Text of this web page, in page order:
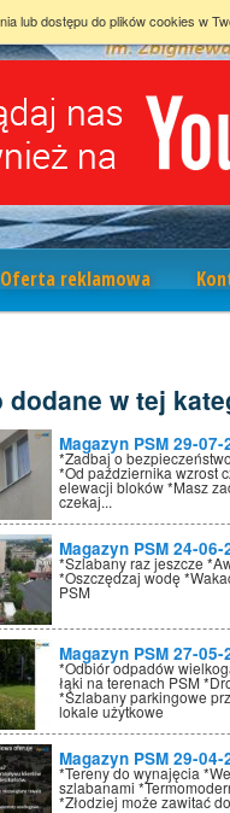
Oferta reklamowa
dodane w tej
Magazyn PSM 29-07-
*Zadbaj o
*Od października wzrost
elewacji bloków *Masz
czekaj...
Magazyn PSM 24-06-
*Szlabany raz jeszcze
*Oszczędzaj wodę
PSM
Magazyn PSM 27-05-
*Odbiór odpadów
łąki na terenach PSM
*Szlabany parkingowe
lokale użytkowe
Magazyn PSM 29-04-
*Tereny do wynajęcia
szlabanami
*Złodziej może zawitać
lub dostępu do plików cookies w